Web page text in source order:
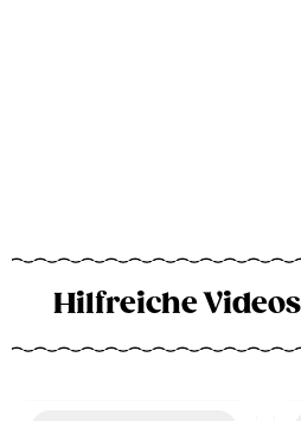
Hilfreiche